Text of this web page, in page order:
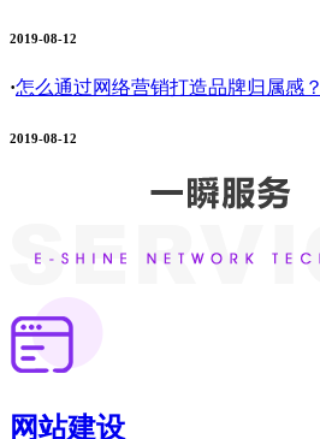
2019-08-12
·怎么通过网络营销打造品牌归属感？
2019-08-12
网站建设